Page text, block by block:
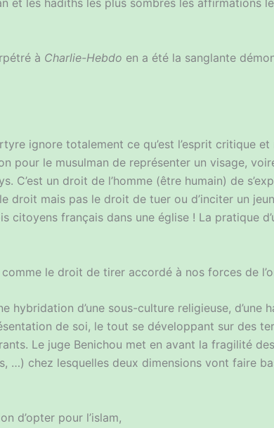
et les hadiths les plus sombres les affirmations
à Charlie-Hebdo en a été la sanglante
ignore totalement ce qu’est l’esprit critique
pour le musulman de représenter un visage,
C’est un droit de l’homme (être humain) de
mais pas le droit de tuer ou d’inciter un
français dans une église ! La pratique
le droit de tirer accordé à nos forces de
d’une sous-culture religieuse, d’une
de soi, le tout se développant sur des
Le juge Benichou met en avant la fragilité
…) chez lesquelles deux dimensions vont faire
d’opter pour l’islam,